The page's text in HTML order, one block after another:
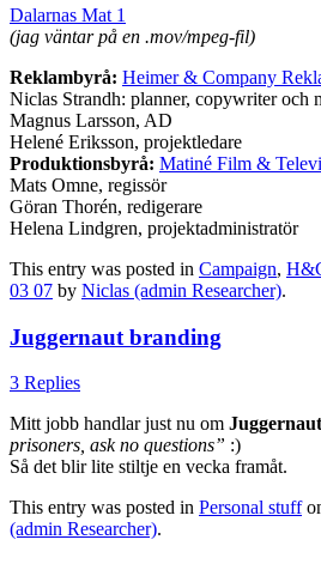
Dalarnas Mat 1
(jag väntar på en .mov/mpeg-fil)
Reklambyrå: Heimer & Company
Niclas Strandh: planner, copywriter och
Magnus Larsson, AD
Helené Eriksson, projektledare
Produktionsbyrå: Matiné Film &
Mats Omne, regissör
Göran Thorén, redigerare
Helena Lindgren, projektadministratör
This entry was posted in Campaign,
03 07 by Niclas (admin Researcher).
Juggernaut branding
3 Replies
Mitt jobb handlar just nu om
prisoners, ask no questions” :)
Så det blir lite stiltje en vecka framåt.
This entry was posted in Personal stuff
(admin Researcher).